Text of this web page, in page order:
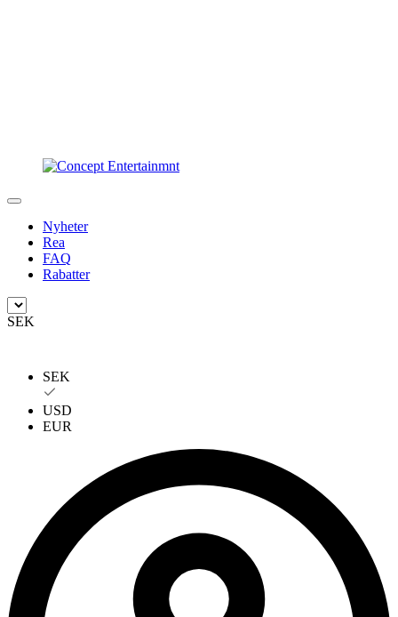
Nyheter
Rea
FAQ
Rabatter
SEK
SEK
USD
EUR